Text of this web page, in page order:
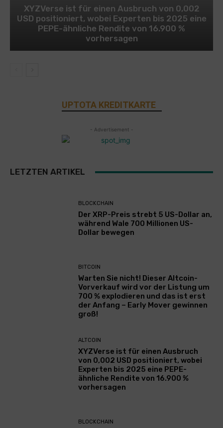
XYZVerse ist für einen Ausbruch von 0,002
USD positioniert, wobei Experten bis 2025 eine
PEPE-ähnliche Rendite von 16.900 %
vorhersagen
UPTOTA KREDITKARTE
- Advertisement -
LETZTEN ARTIKEL
BLOCKCHAIN
Der XRP-Preis strebt 5 US-Dollar an,
während Wale 700 Millionen US-
Dollar bewegen
BITCOIN
Warten Sie nicht! Dieser Altcoin-
Vorverkauf wird vor der Listung um
700 % explodieren und das ist erst
der Anfang – Early Mover gewinnen
groß!
ALTCOIN
XYZVerse ist für einen Ausbruch
von 0,002 USD positioniert, wobei
Experten bis 2025 eine PEPE-
ähnliche Rendite von 16.900 %
vorhersagen
BLOCKCHAIN